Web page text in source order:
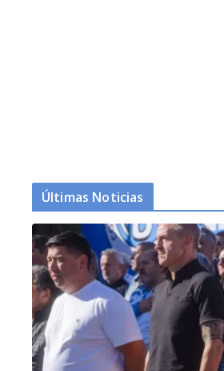
Últimas Noticias